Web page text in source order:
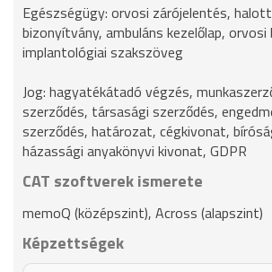
Egészségügy: orvosi zárójelentés,
bizonyítvány, ambuláns kezelőlap, orvosi
implantológiai szakszöveg
Jog: hagyatékátadó végzés,
szerződés, társasági szerződés,
szerződés, határozat, cégkivonat,
házassági anyakönyvi kivonat, GDPR
CAT szoftverek ismerete
memoQ (középszint), Across (alapszint)
Képzettségek